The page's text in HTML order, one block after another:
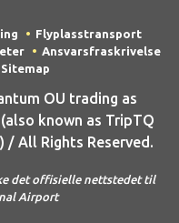
Flyplasstransport
Ansvarsfraskrivelse
Sitemap
OU trading as
known as TripTQ
All Rights Reserved.
det offisielle nettstedet til
Airport